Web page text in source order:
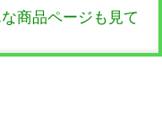
商品ページも見て